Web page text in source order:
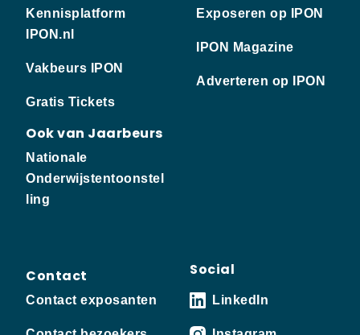
Kennisplatform
IPON.nl
Vakbeurs IPON
Gratis Tickets
Ook van Jaarbeurs
Nationale
Onderwijstentoonstel
ling
Exposeren op IPON
IPON Magazine
Adverteren op IPON
Contact
Contact exposanten
Social
LinkedIn